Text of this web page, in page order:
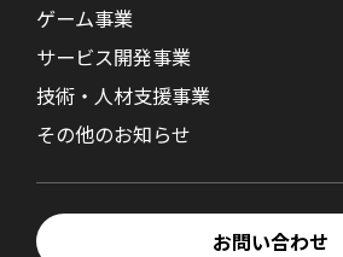
ゲーム事業
サービス開発事業
技術・人材支援事業
その他のお知らせ
お問い合わせ